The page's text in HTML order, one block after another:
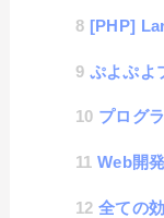
[PHP]
ぷよぷよ
プログ
Web開発エ
全ての効